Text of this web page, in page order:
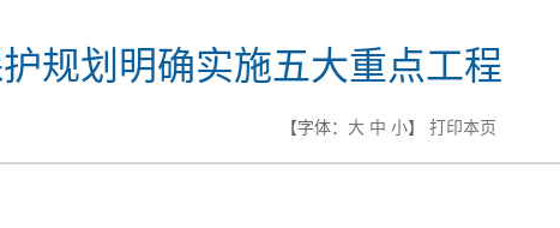
规划明确实施五大重点工程
【字体： 大 中 小】 打印本页